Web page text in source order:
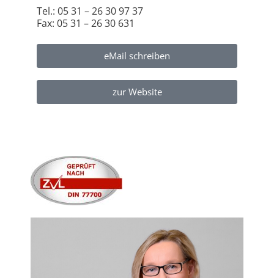
Tel.: 05 31 – 26 30 97 37
Fax: 05 31 – 26 30 631
eMail schreiben
zur Website